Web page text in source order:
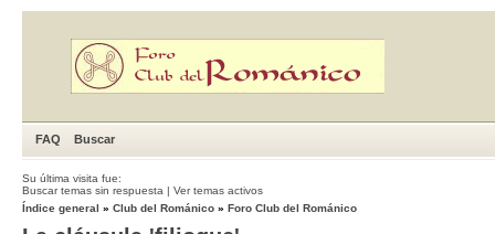
FAQ Buscar
Su última visita fue:
Buscar temas sin respuesta | Ver temas activos
Índice general » Club del Románico » Foro Club del Románico